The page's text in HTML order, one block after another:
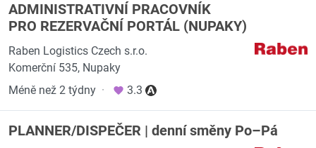
ADMINISTRATIVNÍ PRACOVNÍK
PRO REZERVAČNÍ PORTÁL (NUPAKY)
Raben Logistics Czech s.r.o.
Komerční 535, Nupaky
Méně než 2 týdny · 3.3
PLANNER/DISPEČER | denní směny Po–Pá